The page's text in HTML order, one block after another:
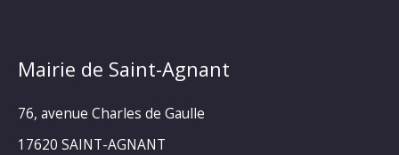
Mairie de Saint-Agnant
76, avenue Charles de Gaulle
17620 SAINT-AGNANT